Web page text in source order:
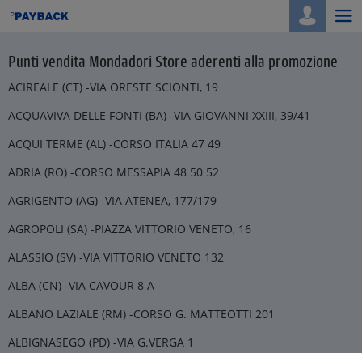
Punti vendita Mondadori Store aderenti alla promozione
ACIREALE (CT) -VIA ORESTE SCIONTI, 19
ACQUAVIVA DELLE FONTI (BA) -VIA GIOVANNI XXIII, 39/41
ACQUI TERME (AL) -CORSO ITALIA 47 49
ADRIA (RO) -CORSO MESSAPIA 48 50 52
AGRIGENTO (AG) -VIA ATENEA, 177/179
AGROPOLI (SA) -PIAZZA VITTORIO VENETO, 16
ALASSIO (SV) -VIA VITTORIO VENETO 132
ALBA (CN) -VIA CAVOUR 8 A
ALBANO LAZIALE (RM) -CORSO G. MATTEOTTI 201
ALBIGNASEGO (PD) -VIA G.VERGA 1